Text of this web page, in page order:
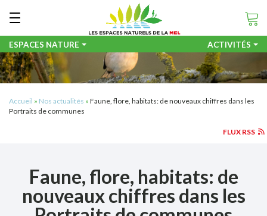
principal

ESPACES NATURE ACTIVITÉS
Accueil Nos actualités
Faune, flore, habitats: de nouveaux chiffres dans les
Portraits de communes
FLUX RSS
Faune, flore, habitats: de
nouveaux chiffres dans les
Panneau de gestion des cookies